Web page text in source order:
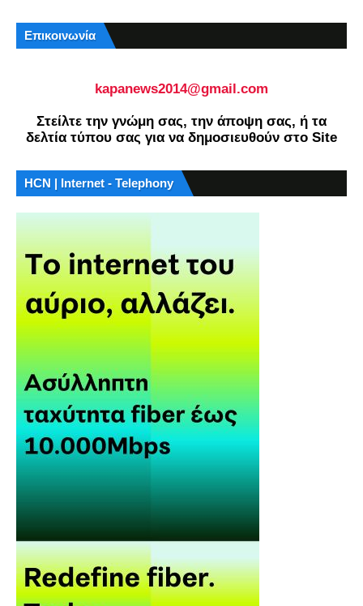
Επικοινωνία
kapanews2014@gmail.com
Στείλτε την γνώμη σας, την άποψη σας, ή τα
δελτία τύπου σας για να δημοσιευθούν στο Site
HCN | Internet - Telephony